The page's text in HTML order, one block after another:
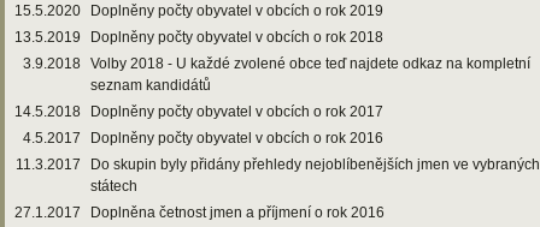
15.5.2020
Doplněny počty obyvatel v obcích o rok 2019
13.5.2019
Doplněny počty obyvatel v obcích o rok 2018
3.9.2018 Volby 2018 - U každé zvolené obce teď najdete odkaz na kompletní
seznam kandidátů
14.5.2018
Doplněny počty obyvatel v obcích o rok 2017
4.5.2017
Doplněny počty obyvatel v obcích o rok 2016
11.3.2017
Do skupin byly přidány přehledy nejoblíbenějších jmen ve vybraných
státech
27.1.2017
Doplněna četnost jmen a příjmení o rok 2016